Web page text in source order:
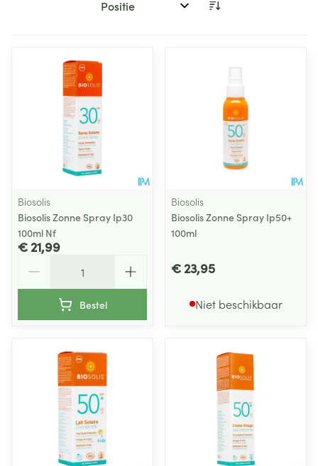
Sorteer op:
Biosolis
Biosolis Zonne Spray Ip30
100ml Nf
€ 21,99
Bestel
Biosolis
Biosolis Zonne Spray Ip50+
100ml
€ 23,95
Niet beschikbaar